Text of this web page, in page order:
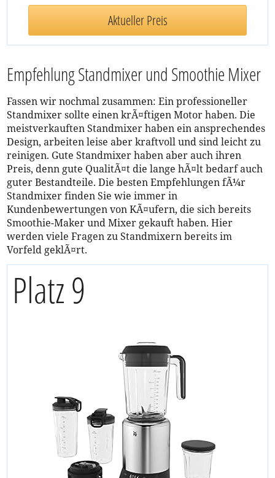
Aktueller Preis
Empfehlung Standmixer und Smoothie Mixer
Fassen wir nochmal zusammen: Ein professioneller
Standmixer sollte einen krÃ¤ftigen Motor haben. Die
meistverkauften Standmixer haben ein ansprechendes
Design, arbeiten leise aber kraftvoll und sind leicht zu
reinigen. Gute Standmixer haben aber auch ihren
Preis, denn gute QualitÃ¤t die lange hÃ¤lt bedarf auch
guter Bestandteile. Die besten Empfehlungen fÃ¼r
Standmixer finden Sie wie immer in
Kundenbewertungen von KÃ¤ufern, die sich bereits
Smoothie-Maker und Mixer gekauft haben. Hier
werden viele Fragen zu Standmixern bereits im
Vorfeld geklÃ¤rt.
Platz 9